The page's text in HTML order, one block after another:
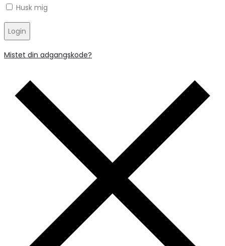
Husk mig
Login
Mistet din adgangskode?